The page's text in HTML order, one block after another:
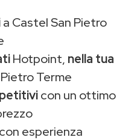
a Castel San Pietro
Hotpoint, nella tua
Terme
con un ottimo
con esperienza